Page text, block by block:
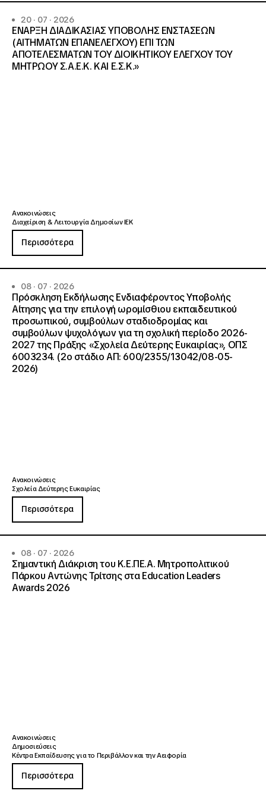
20 · 07 · 2026
ΕΝΑΡΞΗ ΔΙΑΔΙΚΑΣΙΑΣ ΥΠΟΒΟΛΗΣ ΕΝΣΤΑΣΕΩΝ
(ΑΙΤΗΜΑΤΩΝ ΕΠΑΝΕΛΕΓΧΟΥ) ΕΠΙ ΤΩΝ
ΑΠΟΤΕΛΕΣΜΑΤΩΝ ΤΟΥ ΔΙΟΙΚΗΤΙΚΟΥ ΕΛΕΓΧΟΥ ΤΟΥ
ΜΗΤΡΩΟΥ Σ.Α.Ε.Κ. ΚΑΙ Ε.Σ.Κ.»
Ανακοινώσεις
Διαχείριση & Λειτουργία Δημοσίων ΙΕΚ
Περισσότερα
08 · 07 · 2026
Πρόσκληση Εκδήλωσης Ενδιαφέροντος Υποβολής
Αίτησης για την επιλογή ωρομίσθιου εκπαιδευτικού
προσωπικού, συμβούλων σταδιοδρομίας και
συμβούλων ψυχολόγων για τη σχολική περίοδο 2026-
2027 της Πράξης «Σχολεία Δεύτερης Ευκαιρίας», ΟΠΣ
6003234. (2ο στάδιο ΑΠ: 600/2355/13042/08-05-
2026)
Ανακοινώσεις
Σχολεία Δεύτερης Ευκαιρίας
Περισσότερα
08 · 07 · 2026
Σημαντική Διάκριση του Κ.Ε.ΠΕ.Α. Μητροπολιτικού
Πάρκου Αντώνης Τρίτσης στα Education Leaders
Awards 2026
Ανακοινώσεις
Δημοσιεύσεις
Κέντρα Εκπαίδευσης για το Περιβάλλον και την Αειφορία
Περισσότερα